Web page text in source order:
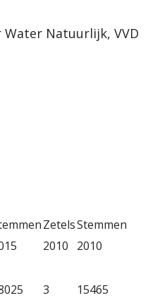
Water Natuurlijk, VVD
Zetels
2010
Stemmen
2010
3 15465